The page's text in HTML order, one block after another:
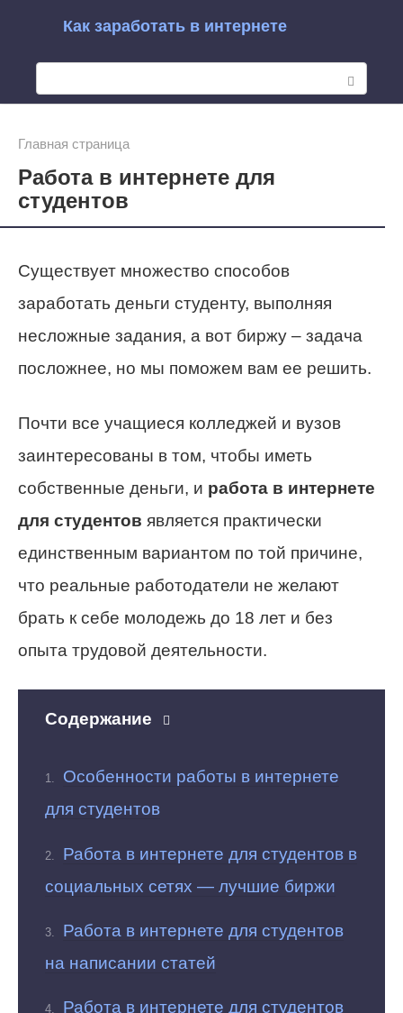
Как заработать в интернете
о
с
Главная страница
Работа в интернете для
студентов
Существует множество способов
заработать деньги студенту, выполняя
несложные задания, а вот биржу – задача
посложнее, но мы поможем вам ее решить.
Почти все учащиеся колледжей и вузов
заинтересованы в том, чтобы иметь
собственные деньги, и работа в интернете
для студентов является практически
единственным вариантом по той причине,
что реальные работодатели не желают
брать к себе молодежь до 18 лет и без
опыта трудовой деятельности.
Содержание
Особенности работы в интернете
для студентов
Работа в интернете для студентов в
социальных сетях — лучшие биржи
Работа в интернете для студентов
на написании статей
Работа в интернете для студентов